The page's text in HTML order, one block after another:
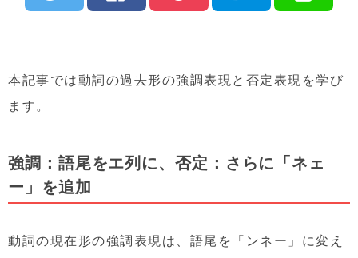
本記事では動詞の過去形の強調表現と否定表現を学び
ます。
強調：語尾をエ列に、否定：さらに「ネェ
ー」を追加
動詞の現在形の強調表現は、語尾を「ンネー」に変え